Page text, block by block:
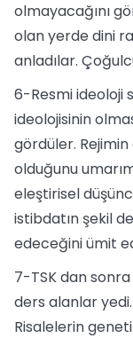
olmayacağını
olan yerde dini
anladılar.
6-Resmi ideoloji
ideolojisinin
gördüler.
olduğunu
eleştirisel
istibdatın şekil
edeceğini ümit
7-TSK dan
ders alanlar
Risalelerin